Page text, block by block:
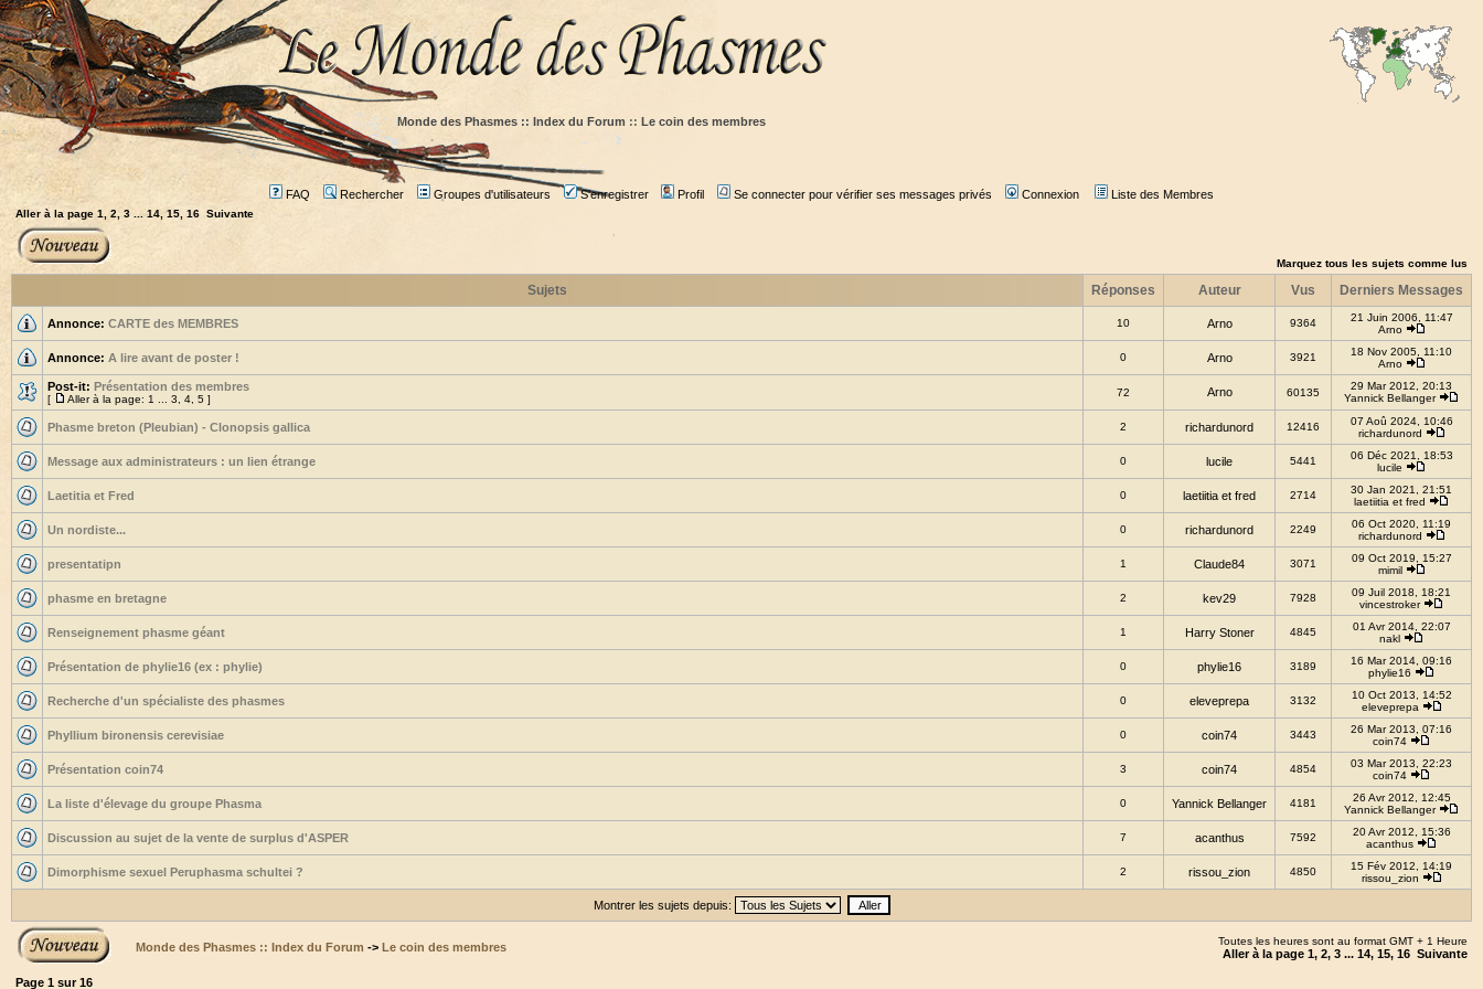
Monde des Phasmes :: Index du Forum :: Le coin des membres
FAQ Rechercher Groupes d'utilisateurs S'enregistrer Profil Se connecter pour vérifier ses messages privés Connexion Liste des Membres
Aller à la page 1 2 3 ...14 15 16 Suivante
Marquez tous les sujets comme lus
Sujets Réponses Auteur Vus Derniers Messages
Annonce: CARTE des MEMBRES 10 Arno 9364
21 Juin 2006, 11:47
Arno
Annonce: A lire avant de poster ! 0 Arno 3921
18 Nov 2005, 11:10
Arno
Post-it: Présentation des membres
[ Aller à la page: 1 3 4 5 ]
72 Arno 60135
29 Mar 2012, 20:13
Yannick Bellanger
Phasme breton (Pleubian) - Clonopsis gallica 2 richardunord 12416
07 Aoû 2024, 10:46
richardunord
Message aux administrateurs : un lien étrange 0 lucile 5441
06 Déc 2021, 18:53
lucile
Laetitia et Fred 0 laetiitia et fred 2714
30 Jan 2021, 21:51
laetiitia et fred
Un nordiste... 0 richardunord 2249
06 Oct 2020, 11:19
richardunord
presentatipn 1 Claude84 3071
09 Oct 2019, 15:27
mimil
phasme en bretagne 2 kev29 7928
09 Juil 2018, 18:21
vincestroker
Renseignement phasme géant 1 Harry Stoner 4845
01 Avr 2014, 22:07
nakl
Présentation de phylie16 (ex : phylie) 0 phylie16 3189
16 Mar 2014, 09:16
phylie16
Recherche d'un spécialiste des phasmes 0 eleveprepa 3132
10 Oct 2013, 14:52
eleveprepa
Phyllium bironensis cerevisiae 0 coin74 3443
26 Mar 2013, 07:16
coin74
Présentation coin74 3 coin74 4854
03 Mar 2013, 22:23
coin74
La liste d'élevage du groupe Phasma 0 Yannick Bellanger 4181
26 Avr 2012, 12:45
Yannick Bellanger
Discussion au sujet de la vente de surplus d'ASPER 7 acanthus 7592
20 Avr 2012, 15:36
acanthus
Dimorphisme sexuel Peruphasma schultei ? 2 rissou_zion 4850
15 Fév 2012, 14:19
rissou_zion
Montrer les sujets depuis:
Monde des Phasmes :: Index du Forum -> Le coin des membres Toutes les heures sont au format GMT + 1 Heure
Aller à la page 1, 2, 3 ... 14, 15, 16 Suivante
Page 1 sur16